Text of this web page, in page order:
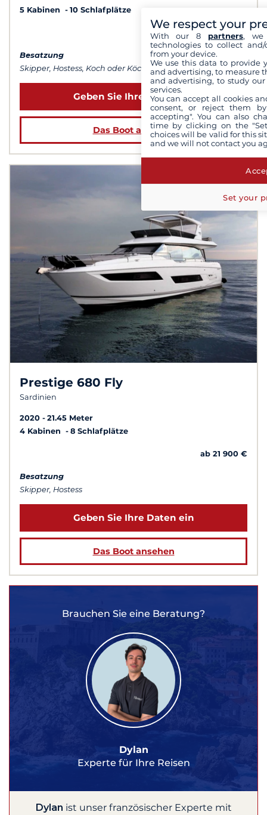
5 Kabinen
10 Schlafplätze
ab 66 000 €
Besatzung
Skipper, Hostess, Koch oder Köchin...
Geben Sie Ihre Daten ein
Das Boot ansehen
Prestige 680 Fly
Sardinien
2020
21.45 Meter
4 Kabinen
8 Schlafplätze
ab 21 900 €
Besatzung
Skipper, Hostess
Geben Sie Ihre Daten ein
Das Boot ansehen
Brauchen Sie eine Beratung?
Dylan
Experte für Ihre Reisen
Dylan ist unser französischer Experte mit
We respect your
With our 8 partners, we
technologies to collect
from your device.
We use this data to provide
and advertising, to measure
and advertising, to study
services.
You can accept all cookies
consent, or reject them
accepting". You can also
time by clicking on the
choices will be valid for this
and we will not contact you
Set your